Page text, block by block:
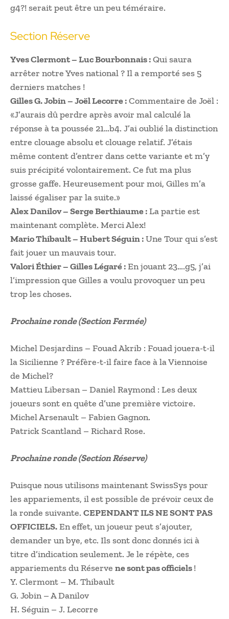
g4?! serait peut être un peu téméraire.
Section Réserve
Yves Clermont – Luc Bourbonnais :Qui saura
arrêter notre Yves national ? Il a remporté ses 5
derniers matches !
Gilles G. Jobin – Joël Lecorre :Commentaire de Joël :
«J’aurais dû perdre après avoir mal calculé la
réponse à ta poussée 21…b4. J’ai oublié la distinction
entre clouage absolu et clouage relatif. J’étais
même content d’entrer dans cette variante et m’y
suis précipité volontairement. Ce fut ma plus
grosse gaffe. Heureusement pour moi, Gilles m’a
laissé égaliser par la suite.»
Alex Danilov – Serge Berthiaume :La partie est
maintenant complète. Merci Alex!
Mario Thibault – Hubert Séguin :Une Tour qui s’est
fait jouer un mauvais tour.
Valori Éthier – Gilles Légaré :En jouant 23….g5, j’ai
l’impression que Gilles a voulu provoquer un peu
trop les choses.
Prochaine ronde (Section Fermée)
Michel Desjardins – Fouad Akrib : Fouad jouera-t-il
la Sicilienne ? Préfère-t-il faire face à la Viennoise
de Michel?
Mattieu Libersan – Daniel Raymond : Les deux
joueurs sont en quête d’une première victoire.
Michel Arsenault – Fabien Gagnon.
Patrick Scantland – Richard Rose.
Prochaine ronde (Section Réserve)
Puisque nous utilisons maintenant SwissSys pour
les appariements, il est possible de prévoir ceux de
la ronde suivante. CEPENDANT ILS NE SONT PAS
OFFICIELS.En effet, un joueur peut s’ajouter,
demander un bye, etc. Ils sont donc donnés ici à
titre d’indication seulement. Je le répète, ces
appariements du Réserve ne sont pas officiels!
Y. Clermont – M. Thibault
G. Jobin – A Danilov
H. Séguin – J. Lecorre